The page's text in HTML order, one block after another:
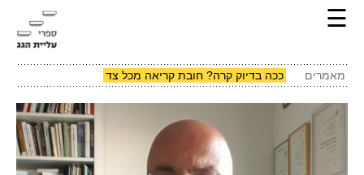
☰
מאמרים ככה בדיוק קרה? חובת קריאה מכל צד